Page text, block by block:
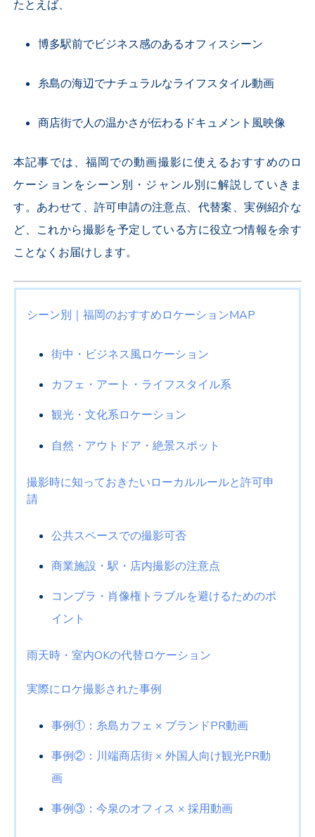
たとえば、
博多駅前でビジネス感のあるオフィスシーン
糸島の海辺でナチュラルなライフスタイル動画
商店街で人の温かさが伝わるドキュメント風映像
本記事では、福岡での動画撮影に使えるおすすめのロ
ケーションをシーン別・ジャンル別に解説していきま
す。あわせて、許可申請の注意点、代替案、実例紹介な
ど、これから撮影を予定している方に役立つ情報を余す
ことなくお届けします。
シーン別｜福岡のおすすめロケーションMAP
街中・ビジネス風ロケーション
カフェ・アート・ライフスタイル系
観光・文化系ロケーション
自然・アウトドア・絶景スポット
撮影時に知っておきたいローカルルールと許可申
請
公共スペースでの撮影可否
商業施設・駅・店内撮影の注意点
コンプラ・肖像権トラブルを避けるためのポ
イント
雨天時・室内OKの代替ロケーション
実際にロケ撮影された事例
事例①：糸島カフェ × ブランドPR動画
事例② ：川端商店街 ×外国人向け観光PR動
画
事例③：今泉のオフィス × 採用動画